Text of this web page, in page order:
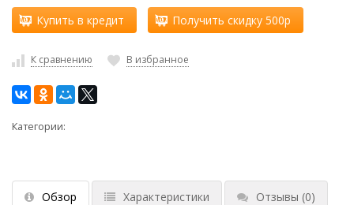
Купить в кредит Получить скидку 500р
К сравнению В избранное
Категории:
Обзор Характеристики Отзывы (0)